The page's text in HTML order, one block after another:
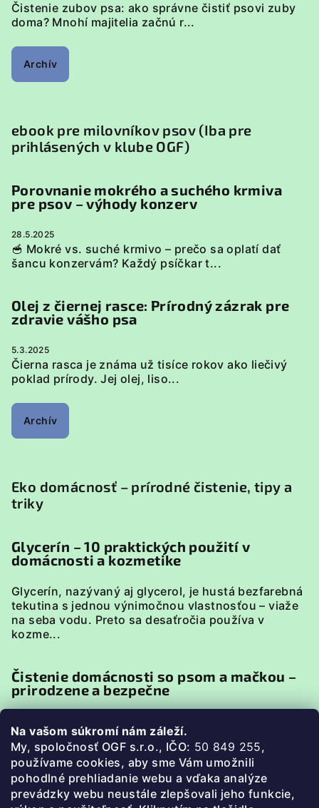
Na vašom súkromí nám záleží.
My, spoločnosť OGF s.r.o., IČO: 50 849 255,
používame cookies, aby sme Vám umožnili
pohodlné prehliadanie webu a vďaka analýze
prevádzky webu neustále zlepšovali jeho funkcie,
Čistenie zubov psa: ako správne čistiť psovi zuby
doma? Mnohí majitelia začnú r...
Archív
ebook pre milovníkov psov (Iba pre
prihlásených v klube OGF)
Porovnanie mokrého a suchého krmiva
pre psov – výhody konzerv
28.5.2025
🥣 Mokré vs. suché krmivo – prečo sa oplatí dať
šancu konzervám? Každý psíčkar t...
Olej z čiernej rasce: Prírodný zázrak pre
zdravie vášho psa
5.3.2025
Čierna rasca je známa už tisíce rokov ako liečivý
poklad prírody. Jej olej, liso...
Archív
Eko domácnosť – prírodné čistenie, tipy a
triky
Glycerín – 10 praktických použití v
domácnosti a kozmetike
Glycerín, nazývaný aj glycerol, je hustá bezfarebná
tekutina s jednou výnimočnou vlastnosťou – viaže
na seba vodu. Preto sa desaťročia používa v
kozme...
Čistenie domácnosti so psom a mačkou –
prirodzene a bezpečne
špecifiká. Zvieratá sú v neustálom kontakte s
podlahou, pelieškami, miskami či textíliami, preto je
pri uprato...